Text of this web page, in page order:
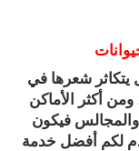
يتكاثر شعرها في
أكثر الأماكن
والمجالس فيكون
لكم أفضل خدمة